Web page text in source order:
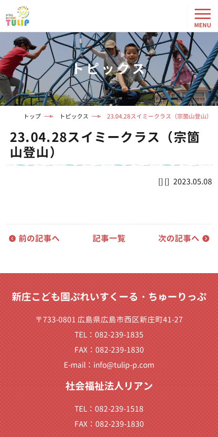
トピックス
トップ トピックス 23.04.28スイミークラス（宗箇山登山）
23.04.28スイミークラス（宗箇
山登山）
2023.05.08
前の記事へ 記事一覧 次の記事へ
新庄こども園ぷれいすくーる・ちゅーりっぷ
〒733-0801 広島県広島市西区新庄町41-27
TEL：082-239-1835
FAX：082-239-1830
E-mail： info@tulip-p.com
社会福祉法人リアン
TEL：082-239-1518
FAX：082-239-1830